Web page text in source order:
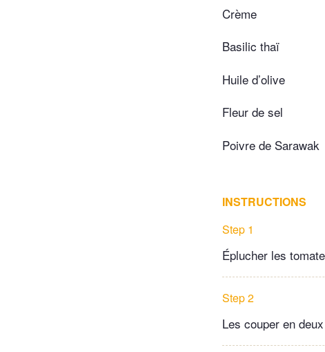
Crème
Basilic thaï
Huile d’olive
Fleur de sel
Poivre de Sarawak
INSTRUCTIONS
Step 1
Éplucher les
Step 2
Les couper en